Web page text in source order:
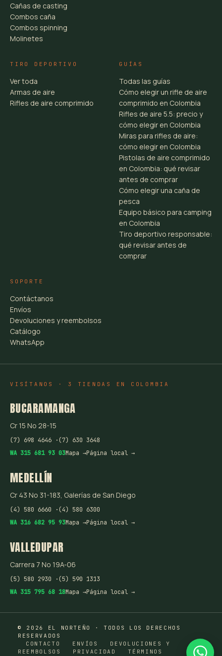
Cañas de casting
Combos caña
Combos spinning
Molinetes
TIRO DEPORTIVO
Ver toda
Armas de aire
Rifles de aire comprimido
GUÍAS
Todas las guías
Cómo elegir un rifle de aire
comprimido en Colombia
Rifles de aire 5.5: precio y
cómo elegir en Colombia
Miras para rifles de aire:
cómo elegir en Colombia
Pistolas de aire comprimido
en Colombia: qué revisar
antes de comprar
Cómo elegir una caña de
pesca
Equipo básico para camping
en Colombia
Tiro deportivo responsable:
qué revisar antes de
comprar
SOPORTE
Contáctanos
Envíos
Devoluciones y reembolsos
Catálogo
WhatsApp
VISÍTANOS · 3 TIENDAS EN COLOMBIA
BUCARAMANGA
Cr 15 No 28-15
(7) 698 4646 ·(7) 630 3648
WA 315 681 93 03Mapa →Página local →
MEDELLÍN
Cr 43 No 31-183, Galerías de San Diego
(4) 580 6660 ·(4) 580 6300
WA 316 682 95 93Mapa →Página local →
VALLEDUPAR
Carrera 7 No 19A-06
(5) 580 2930 ·(5) 590 1313
WA 315 795 68 18Mapa →Página local →
© 2026 EL NORTEÑO · TODOS LOS DERECHOS
RESERVADOS
CONTACTO
ENVÍOS
DEVOLUCIONES Y
REEMBOLSOS
PRIVACIDAD
TÉRMINOS